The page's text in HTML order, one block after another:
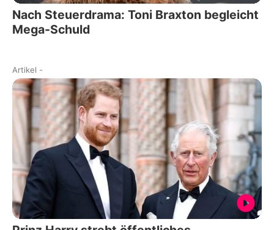
Nach Steuerdrama: Toni Braxton begleicht
Mega-Schuld
Artikel -